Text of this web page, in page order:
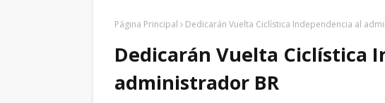
Página Principal Dedicarán Vuelta Ciclística Independencia al
Dedicarán Vuelta Ciclística
administrador BR